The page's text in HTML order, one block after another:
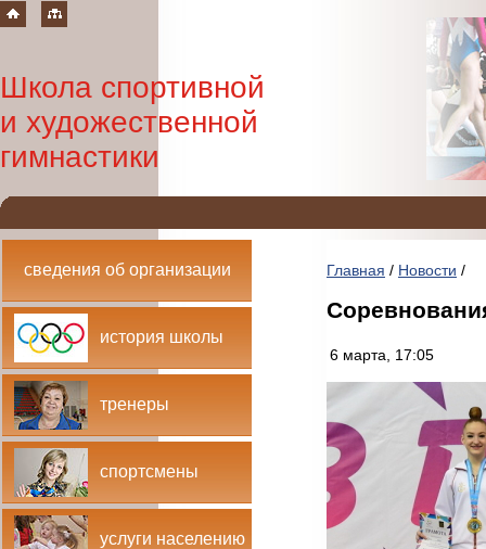
Школа спортивной
и художественной
гимнастики
сведения об организации
история школы
тренеры
спортсмены
услуги населению
Главная / Новости /
6 марта, 17:05